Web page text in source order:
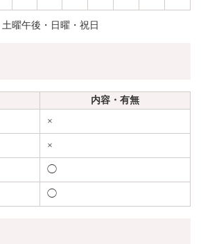
曜午後・日曜・祝日
内容・有無
×
×
◯
◯